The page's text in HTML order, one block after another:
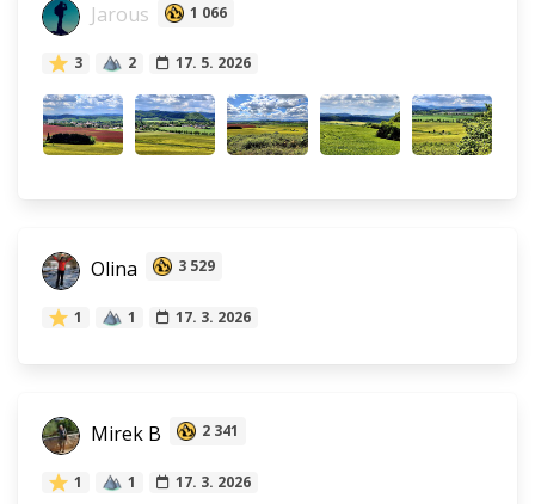
Jarous 1 066
3 2 17. 5. 2026
Olina 3 529
1 1 17. 3. 2026
Mirek B 2 341
1 1 17. 3. 2026